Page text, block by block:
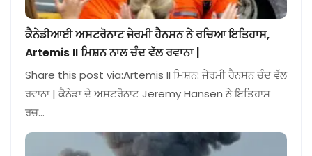
ਕੈਨੇਡੀਆਈ ਅਸਟਰੋਨਾਟ ਜੇਰਮੀ ਹੈਨਸਨ ਨੇ ਰਚਿਆ ਇਤਿਹਾਸ,
Artemis II ਮਿਸ਼ਨ ਨਾਲ ਚੰਦ ਵੱਲ ਰਵਾਨਾ |
Share this post via:Artemis II ਮਿਸ਼ਨ: ਜੇਰਮੀ ਹੈਨਸਨ ਚੰਦ ਵੱਲ
ਰਵਾਨਾ | ਕੈਨੇਡਾ ਦੇ ਅਸਟਰੋਨਾਟ Jeremy Hansen ਨੇ ਇਤਿਹਾਸ
ਰਚ…